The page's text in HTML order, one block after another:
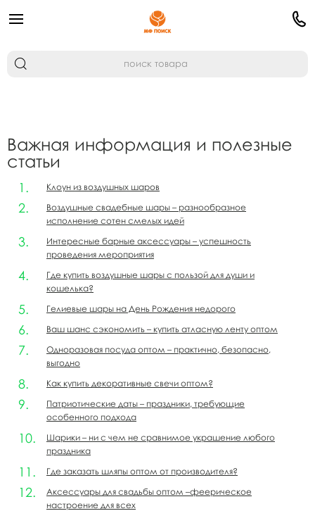
Важная информация и полезные
статьи
Клоун из воздушных шаров
Воздушные свадебные шары – разнообразное
исполнение сотен смелых идей
Интересные барные аксессуары – успешность
проведения мероприятия
Где купить воздушные шары с пользой для души и
кошелька?
Гелиевые шары на День Рождения недорого
Ваш шанс сэкономить – купить атласную ленту оптом
Одноразовая посуда оптом – практично, безопасно,
выгодно
Как купить декоративные свечи оптом?
Патриотические даты – праздники, требующие
особенного подхода
Шарики – ни с чем не сравнимое украшение любого
праздника
Где заказать шляпы оптом от производителя?
Аксессуары для свадьбы оптом –феерическое
настроение для всех